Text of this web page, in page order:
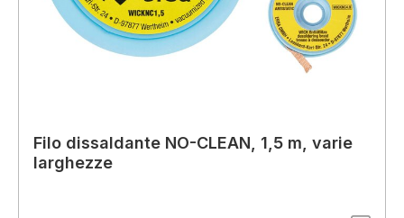
Filo dissaldante NO-CLEAN, 1,5 m, varie
larghezze